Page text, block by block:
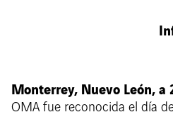
Monterrey, Nuevo León, a
OMA fue reconocida el día